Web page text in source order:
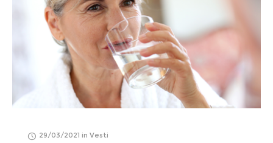
29/03/2021 in Vesti